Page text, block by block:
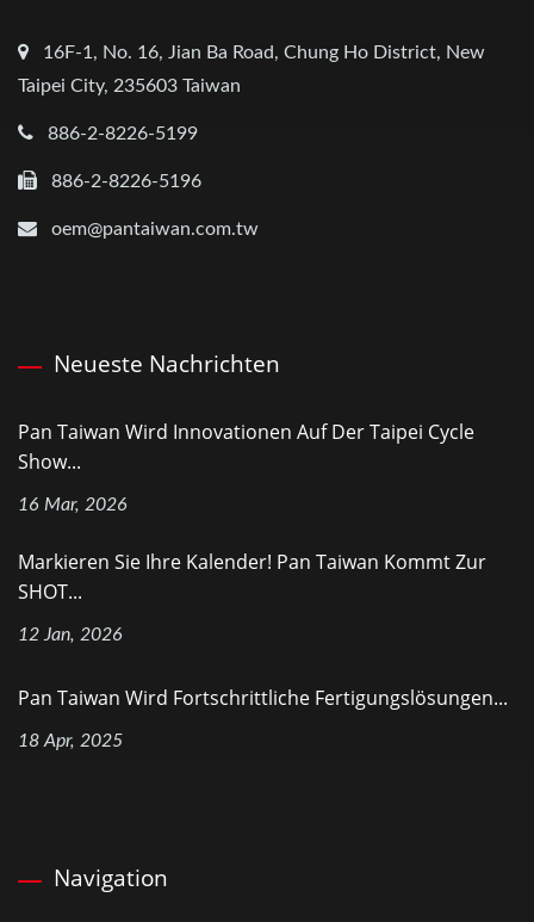
16F-1, No. 16, Jian Ba Road, Chung Ho District, New
Taipei City, 235603 Taiwan
886-2-8226-5199
886-2-8226-5196
oem@pantaiwan.com.tw
Neueste Nachrichten
Pan Taiwan Wird Innovationen Auf Der Taipei Cycle
Show...
16 Mar, 2026
Markieren Sie Ihre Kalender! Pan Taiwan Kommt Zur
SHOT...
12 Jan, 2026
Pan Taiwan Wird Fortschrittliche Fertigungslösungen...
18 Apr, 2025
Navigation